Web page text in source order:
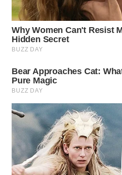
WN
PRIANGAN
TIMUR
WN
WN
WN
BOROBUDUR
WN
MADURA